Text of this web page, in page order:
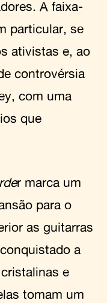
A faixa-
particular, se
ativistas e, ao
controvérsia
com uma
que
r marca um
para o
as guitarras
a
e
tomam um